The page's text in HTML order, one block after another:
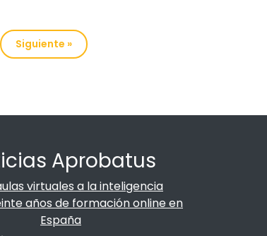
Siguiente »
Aprobatus
virtuales a la inteligencia
años de formación online en
España